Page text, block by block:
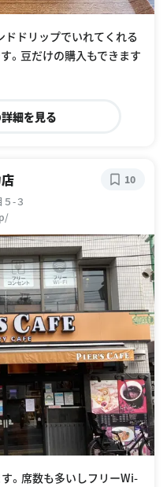
ドリップでいれてくれる
。豆だけの購入もできます
細を見る
-３
10
。席数も多いしフリーWi-